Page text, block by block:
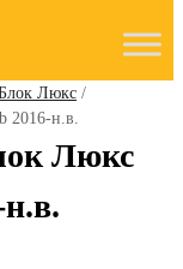
Люкс /
2016-н.в.
Люкс